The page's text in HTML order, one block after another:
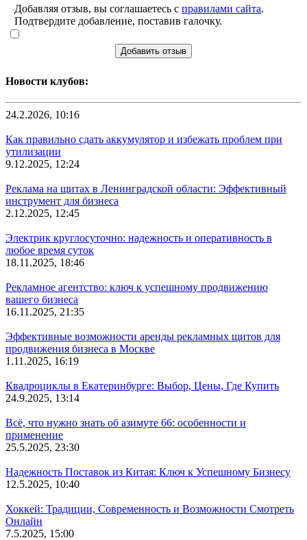
Добавляя отзыв, вы соглашаетесь с правилами сайта.
Подтвердите добавление, поставив галочку.
Добавить отзыв
Новости клубов:
24.2.2026, 10:16
Как правильно сдать аккумулятор и избежать проблем при
утилизации
9.12.2025, 12:24
Реклама на щитах в Ленинградской области: Эффективный
инструмент для бизнеса
2.12.2025, 12:45
Электрик круглосуточно: надежность и оперативность в
любое время суток
18.11.2025, 18:46
Рекламное агентство: ключ к успешному продвижению
вашего бизнеса
16.11.2025, 21:35
Эффективные возможности аренды рекламных щитов для
продвижения бизнеса в Москве
1.11.2025, 16:19
Квадроциклы в Екатеринбурге: Выбор, Цены, Где Купить
24.9.2025, 13:14
Всё, что нужно знать об азимуте 66: особенности и
применение
25.5.2025, 23:30
Надежность Поставок из Китая: Ключ к Успешному Бизнесу
12.5.2025, 10:40
Хоккей: Традиции, Современность и Возможности Смотреть
Онлайн
7.5.2025, 15:00